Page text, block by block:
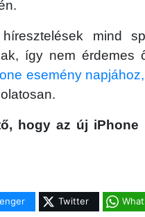
mind
így nem érdemes
esemény napjához,
hogy az új
Twitter